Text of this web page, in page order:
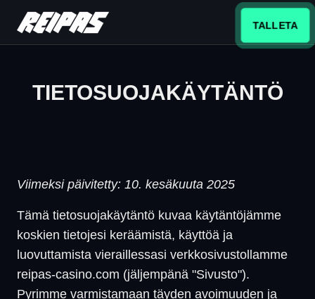
TALLETA
TIETOSUOJAKÄYTÄNTÖ
Viimeksi päivitetty: 10. kesäkuuta 2025
Tämä tietosuojakäytäntö kuvaa käytäntöjämme
koskien tietojesi keräämistä, käyttöä ja
luovuttamista vieraillessasi verkkosivustollamme
reipas-casino.com (jäljempänä "Sivusto").
Pyrimme varmistamaan täyden avoimuuden ja